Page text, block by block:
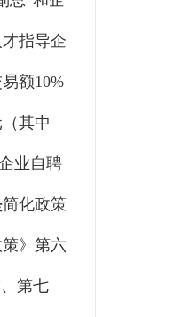
指导企
额10%
其中
业自聘
简化政策
》第六
第七